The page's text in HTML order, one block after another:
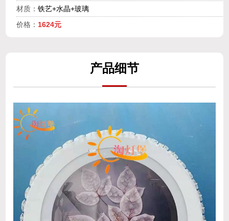
材质： 铁艺+水晶+玻璃
价格： 1624元
产品细节